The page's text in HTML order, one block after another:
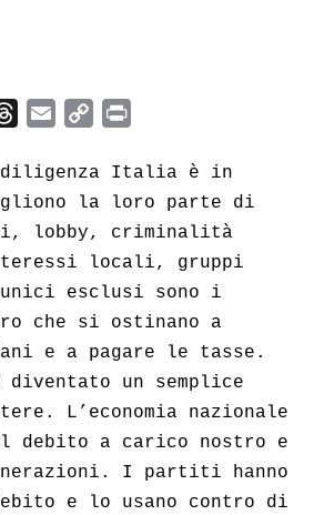
r
e
d
s
a
i
l
p
y
i
n
k
i
n
t
diligenza Italia è in
la loro parte di
lobby, criminalità
locali, gruppi
esclusi sono i
che si ostinano a
e a pagare le tasse.
diventato un semplice
L’economia nazionale
debito a carico nostro e
I partiti hanno
e lo usano contro di